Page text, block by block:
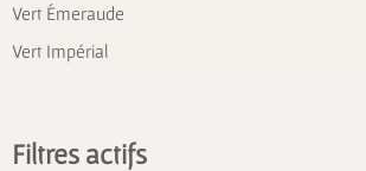
Vert Émeraude
Vert Impérial
Filtres actifs